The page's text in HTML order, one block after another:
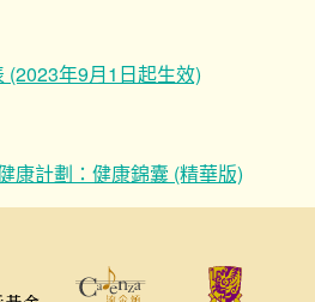
年9月1日起生效)
康計劃：健康錦囊 (精華版)